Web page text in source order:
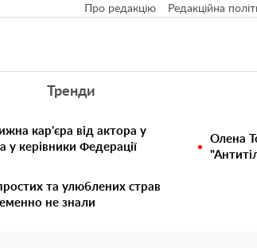
Про редакцію Редакційна
Тренди
кар'єра від актора у
у керівники Федерації
Олена
та улюблених страв
не знали